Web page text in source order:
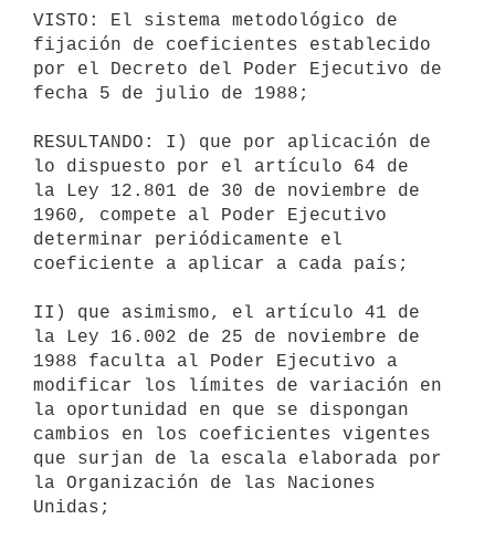
VISTO: El sistema metodológico de
fijación de coeficientes establecido
por el Decreto del Poder Ejecutivo de
fecha 5 de julio de 1988;
RESULTANDO: I) que por aplicación de
lo dispuesto por el artículo 64 de
la Ley 12.801 de 30 de noviembre de
1960, compete al Poder Ejecutivo
determinar periódicamente el
coeficiente a aplicar a cada país;
II) que asimismo, el artículo 41 de
la Ley 16.002 de 25 de noviembre de
1988 faculta al Poder Ejecutivo a
modificar los límites de variación en
la oportunidad en que se dispongan
cambios en los coeficientes vigentes
que surjan de la escala elaborada por
la Organización de las Naciones
Unidas;